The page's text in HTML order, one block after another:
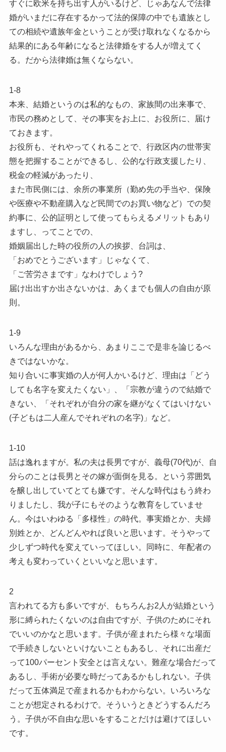
すぐに欧米を持ち出す人がいるけど、じゃあなんで法律
婚がいまだに存在するかって法的保障の中でも遺族とし
ての相続や遺族年金ということが受け取れなくなるから
結果的にある年齢になると法律婚をする人が増えてく
る。だから法律婚は無くならない。
1-8
本来、結婚というのは私的なもの、家族間の出来事で、
市民の務めとして、その事実をお上に、お役所に、届け
ておきます。
お役所も、それやってくれることで、行政区内の世帯実
態を把握することができるし、公的な行政支援したり、
税金の軽減があったり、
また市民側には、余所の事業所（勤め先の手当や、保険
や医療や不動産購入など民間でのお買い物など）での契
約事に、公的証明として使ってもらえるメリットもあり
ますし、ってことでの、
婚姻届出した時の役所の人の挨拶、台詞は、
「おめでとうございます」じゃなくて、
「ご苦労さまです」なわけでしょう?
届け出出すか出さないかは、あくまでも個人の自由が原
則。
1-9
いろんな理由があるから、あまりここで是非を論じるべ
きではないかな。
知り合いに事実婚の人が何人かいるけど、理由は「どう
しても名字を変えたくない」、「宗教が違うので結婚で
きない、「それぞれが自分の家を継がなくてはいけない
(子どもは二人産んでそれぞれの名字)」など。
1-10
話は逸れますが。私の夫は長男ですが、義母(70代)が、自
分らのことは長男とその嫁が面倒を見る。という雰囲気
を醸し出していてとても嫌です。そんな時代はもう終わ
りましたし、我が子にもそのような教育をしていませ
ん。今はいわゆる「多様性」の時代。事実婚とか、夫婦
別姓とか、どんどんやれば良いと思います。そうやって
少しずつ時代を変えていってほしい。同時に、年配者の
考えも変わっていくといいなと思います。
2
言われてる方も多いですが、もちろんお2人が結婚という
形に縛られたくないのは自由ですが、子供のためにそれ
でいいのかなと思います。子供が産まれたら様々な場面
で手続きしないといけないこともあるし、それに出産だ
って100パーセント安全とは言えない。難産な場合だって
あるし、手術が必要な時だってあるかもしれない。子供
だって五体満足で産まれるかもわからない。いろいろな
ことが想定されるわけで。そういうときどうするんだろ
う。子供が不自由な思いをすることだけは避けてほしい
です。